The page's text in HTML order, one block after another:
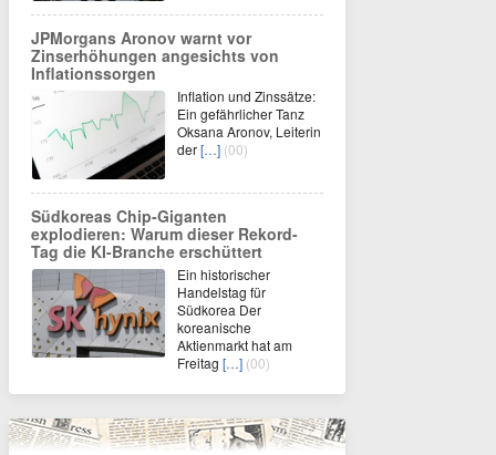
JPMorgans Aronov warnt vor
Zinserhöhungen angesichts von
Inflationssorgen
Inflation und Zinssätze:
Ein gefährlicher Tanz
Oksana Aronov, Leiterin
der[…] (00)
Südkoreas Chip-Giganten
explodieren: Warum dieser Rekord-
Tag die KI-Branche erschüttert
Ein historischer
Handelstag für
Südkorea Der
koreanische
Aktienmarkt hat am
Freitag […] (00)